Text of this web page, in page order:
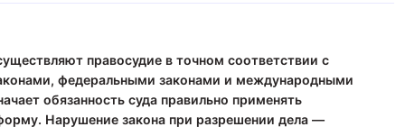
правосудие в точном соответствии с
федеральными законами и международными
обязанность суда правильно применять
Нарушение закона при разрешении дела —